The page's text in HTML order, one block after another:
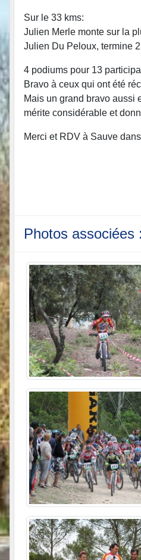
Sur le 33 kms:
Julien Merle monte sur la
Julien Du Peloux, termine
4 podiums pour 13
Bravo à ceux qui ont été
Mais un grand bravo aussi
mérite considérable et
Merci et RDV à Sauve
Photos associées